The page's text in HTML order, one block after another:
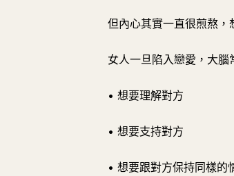
但內心其實一直很煎熬，
女人一旦陷入戀愛，大腦
• 想要理解對方
• 想要支持對方
• 想要跟對方保持同樣的